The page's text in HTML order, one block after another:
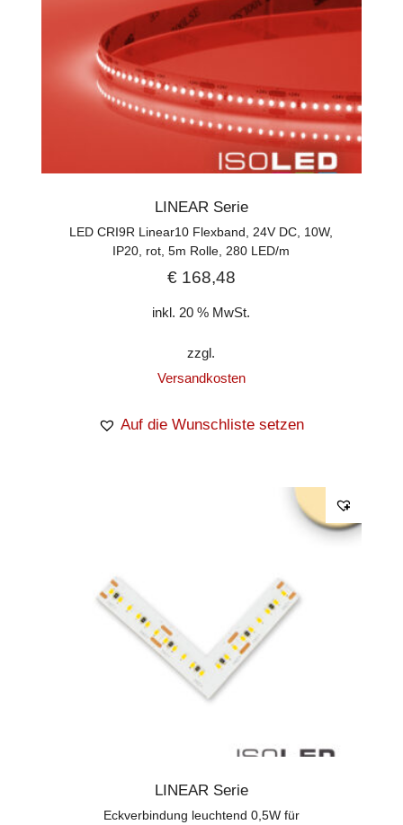
LINEAR Serie
LED CRI9R Linear10 Flexband, 24V DC, 10W,
IP20, rot, 5m Rolle, 280 LED/m
€168,48
inkl. 20 % MwSt.
zzgl.
Versandkosten
Auf die Wunschliste setzen
LINEAR Serie
Eckverbindung leuchtend 0,5W für